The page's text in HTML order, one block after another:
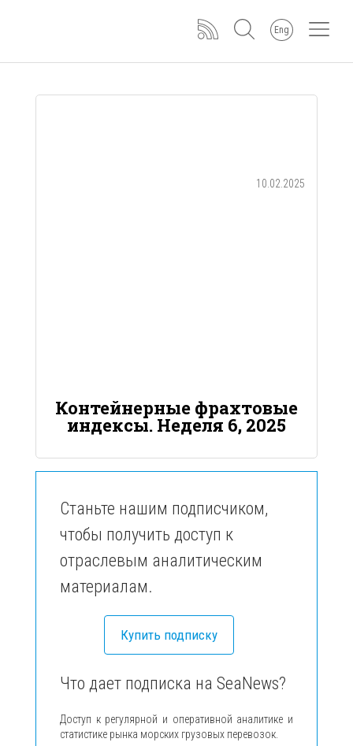
Eng
10.02.2025
Контейнерные фрахтовые
индексы. Неделя 6, 2025
Станьте нашим подписчиком,
чтобы получить доступ к
отраслевым аналитическим
материалам.
Купить подписку
Что дает подписка на SeaNews?
Доступ к регулярной и оперативной аналитике и
статистике рынка морских грузовых перевозок.